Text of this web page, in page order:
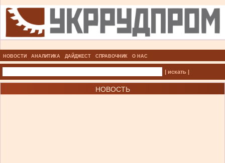
НОВОСТИ АНАЛИТИКА ДАЙДЖЕСТ СПРАВОЧНИК О НАС
| искать |
НОВОСТЬ